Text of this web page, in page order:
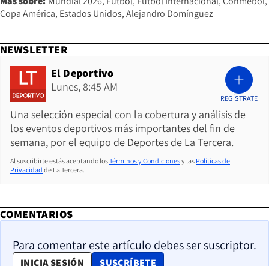
Copa América Estados Unidos Alejandro Domínguez
NEWSLETTER
El Deportivo
Lunes, 8:45 AM
Una selección especial con la cobertura y análisis de
los eventos deportivos más importantes del fin de
semana, por el equipo de Deportes de La Tercera.
REGÍSTRATE
Al suscribirte estás aceptando losTérminos y Condicionesy las Políticas de
Privacidad de La Tercera.
COMENTARIOS
Para comentar este artículo debes ser suscriptor.
INICIA SESIÓN SUSCRÍBETE
OPENS IN NEW WINDOW